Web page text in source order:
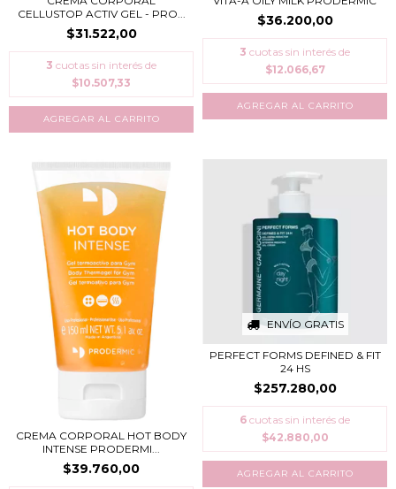
CELLUSTOP ACTIV GEL - PRO...
$31.522,00
3 cuotas sin interés de
$10.507,33
$36.200,00
3 cuotas sin interés de
$12.066,67
CREMA CORPORAL HOT BODY
INTENSE PRODERMI...
$39.760,00
ENVÍO GRATIS
PERFECT FORMS DEFINED & FIT
24 HS
$257.280,00
6 cuotas sin interés de
$42.880,00